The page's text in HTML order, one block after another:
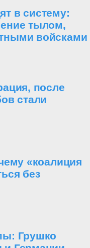
в систему:
тылом,
войсками
после
стали
«коалиция
без
Грушко